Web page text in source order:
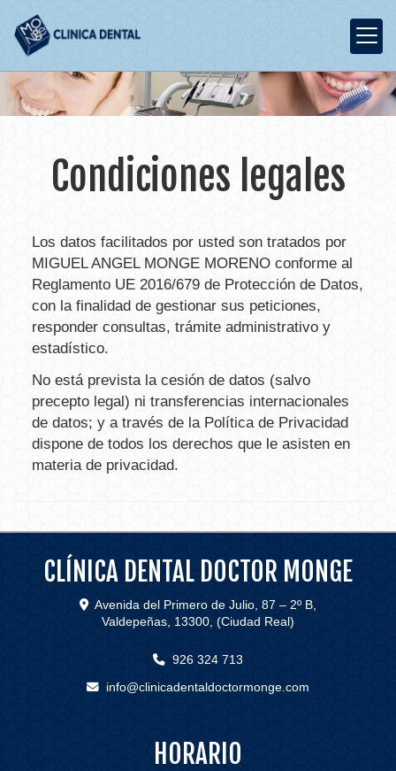
Condiciones legales
Los datos facilitados por usted son tratados por
MIGUEL ANGEL MONGE MORENO conforme al
Reglamento UE 2016/679 de Protección de Datos,
con la finalidad de gestionar sus peticiones,
responder consultas, trámite administrativo y
estadístico.
No está prevista la cesión de datos (salvo
precepto legal) ni transferencias internacionales
de datos; y a través de la Política de Privacidad
dispone de todos los derechos que le asisten en
materia de privacidad.
CLÍNICA DENTAL DOCTOR MONGE
Avenida del Primero de Julio, 87 – 2º B,
Valdepeñas, 13300, (Ciudad Real)
926 324 713
info clinicadentaldoctormonge.com
HORARIO